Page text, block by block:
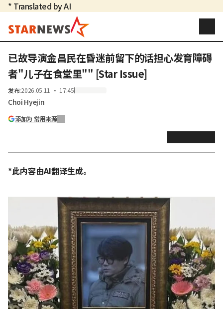
* Translated by AI
已故导演金昌民在昏迷前留下的话担心发育障碍
者"儿子在食堂里"" [Star Issue]
发布:2026.05.11 ・ 17:45
Choi Hyejin
添加为 常用来源
*此内容由AI翻译生成。